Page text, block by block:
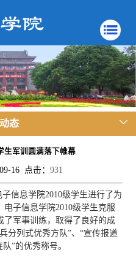
态
生军训圆满落下帷幕
16 点击： 931
信息学院2010级学生进行了为
子信息学院2010级学生克服
了军事训练，取得了良好的成
分列式优秀方队”、“宣传报道
”的优秀称号。